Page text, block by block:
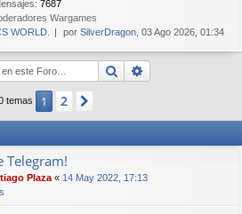
: 7687
Wargames
WORLD. por SilverDragon , 03 Ago 2026, 01:34
Buscar
temas 1 2
Telegram!
Plaza « 14 May 2022, 17:13